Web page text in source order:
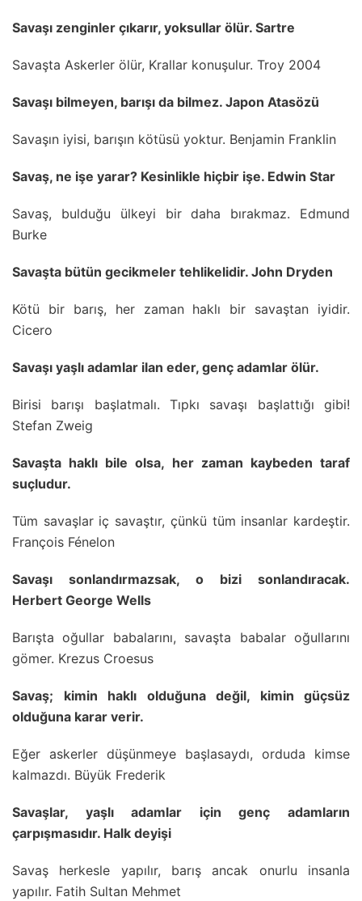
Savaşı zenginler çıkarır, yoksullar ölür. Sartre
Savaşta Askerler ölür, Krallar konuşulur. Troy 2004
Savaşı bilmeyen, barışı da bilmez. Japon Atasözü
Savaşın iyisi, barışın kötüsü yoktur. Benjamin Franklin
Savaş, ne işe yarar? Kesinlikle hiçbir işe. Edwin Star
Savaş, bulduğu ülkeyi bir daha bırakmaz. Edmund
Burke
Savaşta bütün gecikmeler tehlikelidir. John Dryden
Kötü bir barış, her zaman haklı bir savaştan iyidir.
Cicero
Savaşı yaşlı adamlar ilan eder, genç adamlar ölür.
Birisi barışı başlatmalı. Tıpkı savaşı başlattığı gibi!
Stefan Zweig
Savaşta haklı bile olsa, her zaman kaybeden taraf
suçludur.
Tüm savaşlar iç savaştır, çünkü tüm insanlar kardeştir.
François Fénelon
Savaşı sonlandırmazsak, o bizi sonlandıracak.
Herbert George Wells
Barışta oğullar babalarını, savaşta babalar oğullarını
gömer. Krezus Croesus
Savaş; kimin haklı olduğuna değil, kimin güçsüz
olduğuna karar verir.
Eğer askerler düşünmeye başlasaydı, orduda kimse
kalmazdı. Büyük Frederik
Savaşlar, yaşlı adamlar için genç adamların
çarpışmasıdır. Halk deyişi
Savaş herkesle yapılır, barış ancak onurlu insanla
yapılır. Fatih Sultan Mehmet